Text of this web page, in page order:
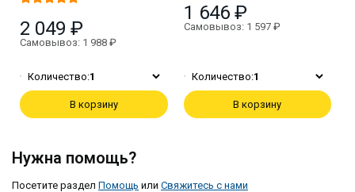
2 049 ₽
Самовывоз: 1 988 ₽
Количество:1
В корзину
1 646 ₽
Самовывоз: 1 597 ₽
Количество:1
В корзину
Нужна помощь?
Посетите раздел Помощь или Свяжитесь с нами